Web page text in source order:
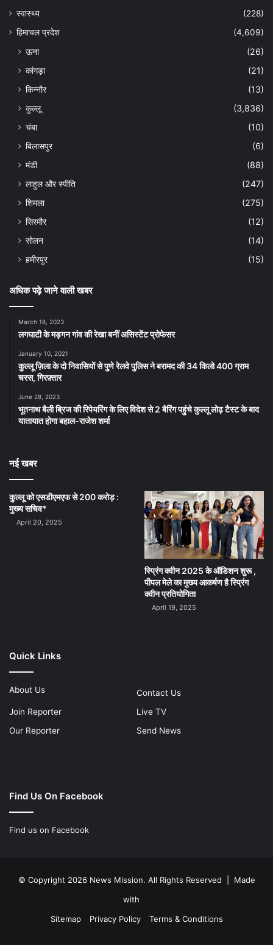
स्वास्थ्य
(228)
हिमाचल प्रदेश
(4,609)
ऊना
(26)
कांगड़ा
(21)
किन्नौर
(13)
कुल्लू
(3,836)
चंबा
(10)
बिलासपुर
(6)
मंडी
(88)
लाहुल और स्पीति
(247)
शिमला
(275)
सिरमौर
(12)
सोलन
(14)
हमीरपुर
(15)
अधिक पढ़े जाने वाली खबर
March 18, 2023
लगघाटी के मड़गन गांव की रेखा बनीं असिस्टेंट प्रोफेसर
January 10, 2021
कुल्लू ज़िला के दो निवासियों से पुणे रेलवे पुलिस ने बरामद की 34 किलो 400 ग्राम
चरस, गिरफ़्तार
June 28, 2023
भूतनाथ बैली ब्रिज की रिपेयरिंग के लिए विदेश से 2 बैरिंग पहुंचे कुल्लू लोढ़ टैस्ट के बाद
यातायात होगा बहाल-राजेश शर्मा
नई खबर
कुल्लू को एसडीएमएफ से 200 करोड़ :
मुख्य सचिव*
April 20, 2025
स्प्रिंग क्वीन 2025 के ऑडिशन शुरू ,
पीपल मेले का मुख्य आकर्षण है स्प्रिंग
क्वीन प्रतियोगिता
April 19, 2025
Quick Links
About Us
Contact Us
Join Reporter
Live TV
Our Reporter
Send News
Find Us On Facebook
Find us on Facebook
© Copyright 2026 News Mission. All Rights Reserved | Made
with
Sitemap
Privacy Policy Terms & Conditions